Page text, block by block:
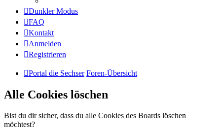
Dunkler Modus
FAQ
Kontakt
Anmelden
Registrieren
Portal die Sechser Foren-Übersicht
Alle Cookies löschen
Bist du dir sicher, dass du alle Cookies des Boards löschen
möchtest?